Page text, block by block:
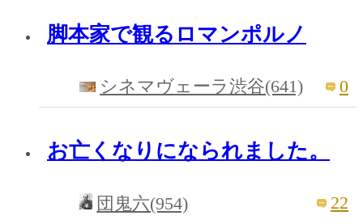
脚本家で観るロマンポルノ
シネマヴェーラ渋谷(641) 0
お亡くなりになられました。
団鬼六(954) 22